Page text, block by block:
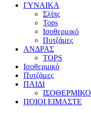
ΓΥΝΑΙΚΑ
Σλίπς
Tops
Ισοθερμικό
Πυτζάμες
ΑΝΔΡΑΣ
TOPS
Ισοθερμικό
Πυτζάμες
ΠΑΙΔΙ
ΙΣΟΘΕΡΜΙΚΟ
ΠΟΙΟΙ ΕΙΜΑΣΤΕ